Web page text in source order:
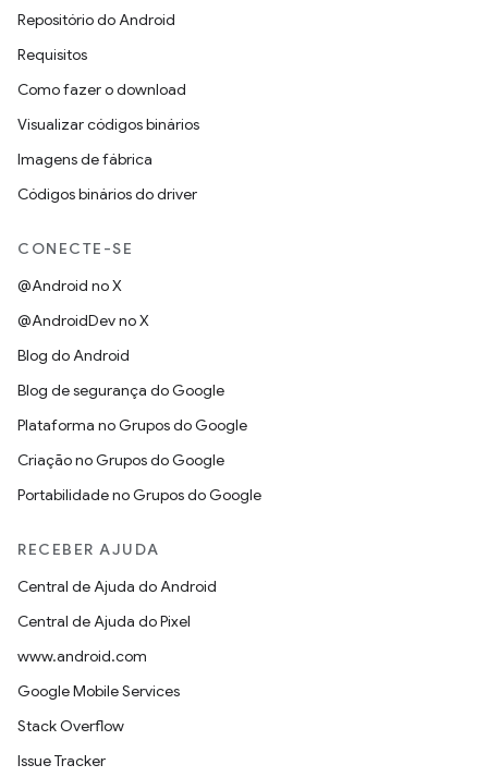
Repositório do Android
Requisitos
Como fazer o download
Visualizar códigos binários
Imagens de fábrica
Códigos binários do driver
CONECTE-SE
@Android no X
@AndroidDev no X
Blog do Android
Blog de segurança do Google
Plataforma no Grupos do Google
Criação no Grupos do Google
Portabilidade no Grupos do Google
RECEBER AJUDA
Central de Ajuda do Android
Central de Ajuda do Pixel
www.android.com
Google Mobile Services
Stack Overflow
Issue Tracker